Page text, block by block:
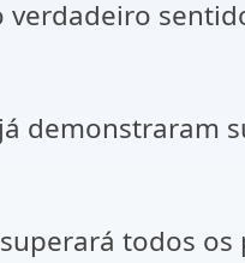
todos os